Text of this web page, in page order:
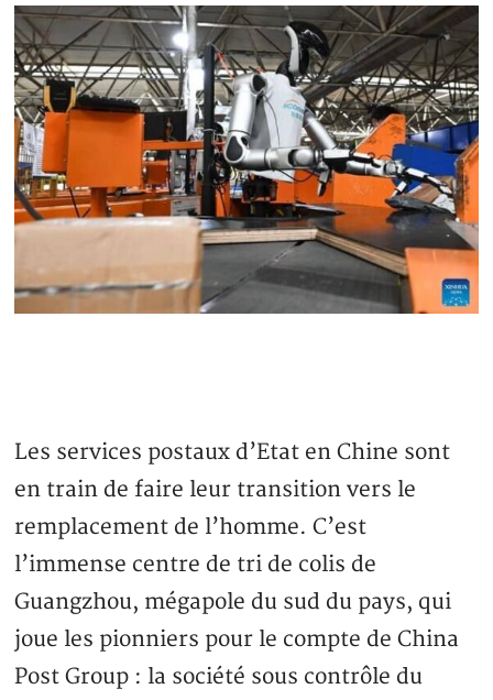
Les services postaux d’Etat en Chine sont
en train de faire leur transition vers le
remplacement de l’homme. C’est
l’immense centre de tri de colis de
Guangzhou, mégapole du sud du pays, qui
joue les pionniers pour le compte de China
Post Group : la société sous contrôle du